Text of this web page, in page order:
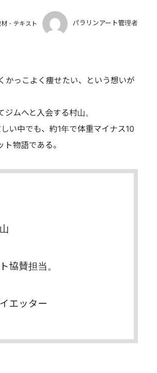
・テキスト パラリンアート管理者
かっこよく痩せたい、という想いが
ムへと入会する村山。
い中でも、約1年で体重マイナス10
物語である。
協賛担当。
エッター